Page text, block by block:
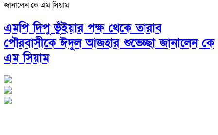
এমপি দিপু ভূঁইয়ার পক্ষ থেকে তারাব
পৌরবাসীকে ঈদুল আজহার শুভেচ্ছা জানালেন কে
এম সিয়াম